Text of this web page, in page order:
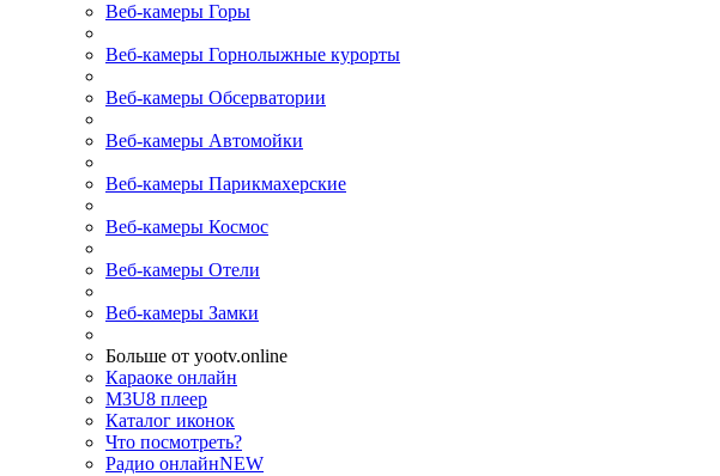
Веб-камеры Горы
Веб-камеры Горнолыжные курорты
Веб-камеры Обсерватории
Веб-камеры Автомойки
Веб-камеры Парикмахерские
Веб-камеры Космос
Веб-камеры Отели
Веб-камеры Замки
Больше от yootv.online
Караоке онлайн
M3U8 плеер
Каталог иконок
Что посмотреть?
Радио онлайнNEW